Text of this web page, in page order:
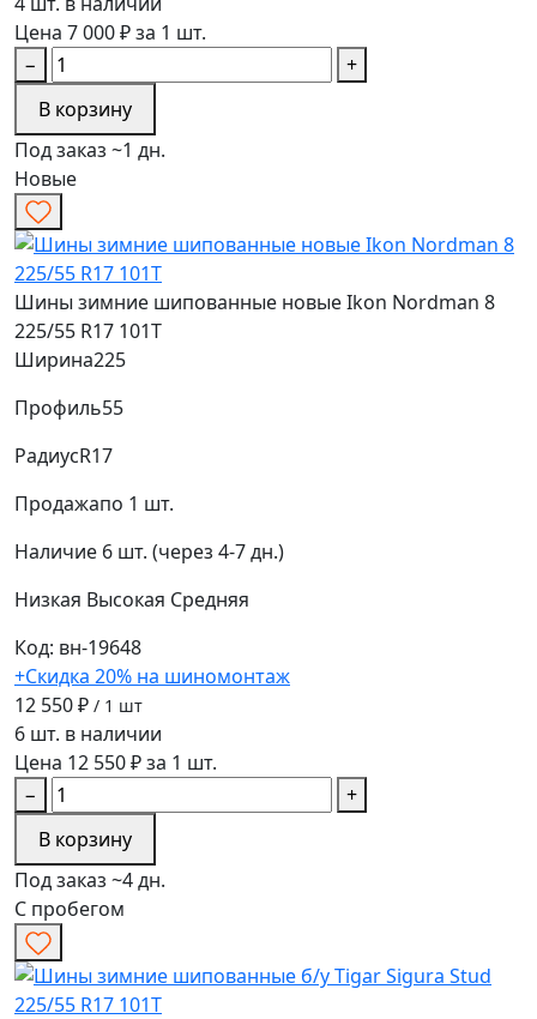
Цена 7 000 ₽ за 1 шт.
−
+
В корзину
Под заказ ~1 дн.
Новые
Шины зимние шипованные новые Ikon Nordman 8
225/55 R17 101T
Ширина225
Профиль55
РадиусR17
Продажапо 1 шт.
Наличие 6 шт. (через 4-7 дн.)
Низкая Высокая Средняя
Код: вн-19648
+Скидка 20% на шиномонтаж
12 550 ₽ / 1 шт
6 шт. в наличии
Цена 12 550 ₽ за 1 шт.
−
+
В корзину
Под заказ ~4 дн.
С пробегом